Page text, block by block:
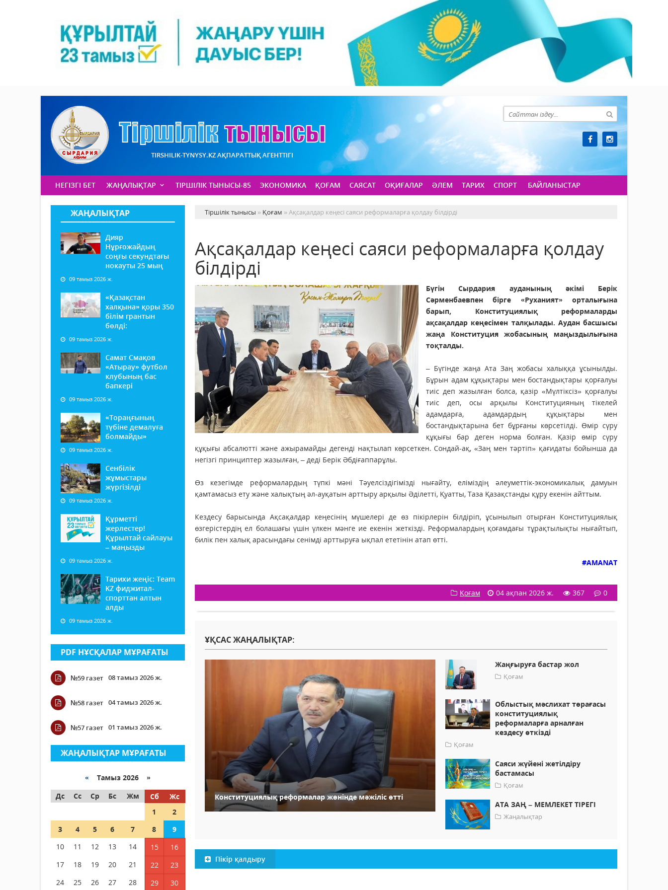
TIRSHILIK-TYNYSY.KZ АҚПАРАТТЫҚ АГЕНТТІГІ
НЕГІЗГІ БЕТ ЖАҢАЛЫҚТАР ТІРШІЛІК ТЫНЫСЫ-85 ЭКОНОМИКА ҚОҒАМ САЯСАТ ОҚИҒАЛАР ӘЛЕМ ТАРИХ СПОРТ БАЙЛАНЫСТАР
ЖАҢАЛЫҚТАР
Дияр
Нұрғожайдың
соңғы секундтағы
нокауты 25 мың
09 тамыз 2026 ж.
«Қазақстан
халқына» қоры 350
білім грантын
бөлді:
09 тамыз 2026 ж.
Самат Смақов
«Атырау» футбол
клубының бас
бапкері
09 тамыз 2026 ж.
«Тораңғының
түбіне демалуға
болмайды»
09 тамыз 2026 ж.
Сенбілік
жұмыстары
жүргізілді
09 тамыз 2026 ж.
Құрметті
жерлестер!
Құрылтай сайлауы
– маңызды
09 тамыз 2026 ж.
Тарихи жеңіс: Team
KZ фиджитал-
спорттан алтын
алды
09 тамыз 2026 ж.
PDF НҰСҚАЛАР МҰРАҒАТЫ
№59 газет 08 тамыз 2026 ж.
№58 газет 04 тамыз 2026 ж.
№57 газет 01 тамыз 2026 ж.
ЖАҢАЛЫҚТАР МҰРАҒАТЫ
« Тамыз 2026 »
Дс
Сс Ср Бс Жм Сб
Жс
1
2
3
4 5 6 7 8
9
10
11 12 13 14 15
16
17
18 19 20 21 22
23
24
25 26 27 28 29 30
Тіршілік тынысы » Қоғам » Ақсақалдар кеңесі саяси реформаларға қолдау білдірді
Ақсақалдар кеңесі саяси реформаларға қолдау
білдірді
Бүгін Сырдария ауданының әкімі Берік
Сәрменбаевпен бірге «Руханият» орталығына
барып, Конституциялық реформаларды
ақсақалдар кеңесімен талқылады. Аудан басшысы
жаңа Конституция жобасының маңыздылығына
тоқталды.
– Бүгінде жаңа Ата Заң жобасы халыққа ұсынылды.
Бұрын адам құқықтары мен бостандықтары қорғалуы
тиіс деп жазылған болса, қазір «Мүлтіксіз» қорғалуы
тиіс деп, осы арқылы Конституцияның тікелей
адамдарға, адамдардың құқықтары мен
бостандықтарына бет бұрғаны көрсетілді. Өмір сүру
құқығы бар деген норма болған. Қазір өмір сүру
құқығы абсалютті және ажырамайды дегенді нақтылап көрсеткен. Сондай-ақ, «Заң мен тәртіп» қағидаты бойынша да
негізгі принциптер жазылған, – деді Берік Әбдіғаппарұлы.
Өз кезегімде реформалардың түпкі мәні Тәуелсіздігімізді нығайту, еліміздің әлеуметтік-экономикалық дамуын
қамтамасыз ету және халықтың әл-ауқатын арттыру арқылы Әділетті, Қуатты, Таза Қазақстанды құру екенін айттым.
Кездесу барысында Ақсақалдар кеңесінің мүшелері де өз пікірлерін білдіріп, ұсынылып отырған Конституциялық
өзгерістердің ел болашағы үшін үлкен мәнге ие екенін жеткізді. Реформалардың қоғамдағы тұрақтылықты нығайтып,
билік пен халық арасындағы сенімді арттыруға ықпал ететінін атап өтті.
#AMANAT
Қоғам 04 ақпан 2026 ж. 367 0
ҰҚСАС ЖАҢАЛЫҚТАР:
Конституциялық реформалар жөнінде мәжіліс өтті
Жаңғыруға бастар жол
Қоғам
Облыстық мәслихат төрағасы
конституциялық
реформаларға арналған
кездесу өткізді
Қоғам
Саяси жүйені жетілдіру
бастамасы
Қоғам
АТА ЗАҢ – МЕМЛЕКЕТ ТІРЕГІ
Жаңалықтар
Пікір қалдыру